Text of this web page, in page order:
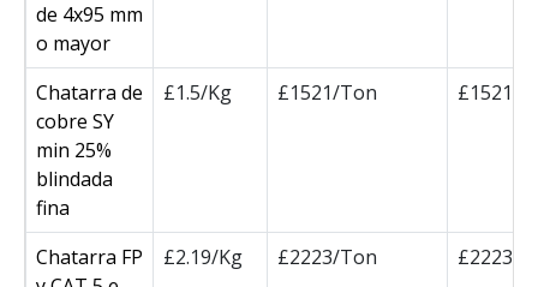
de 4x95 mm
o mayor
Chatarra de
cobre SY
min 25%
blindada
fina
£1.5/Kg £1521/Ton £1521/
Chatarra FP
£2.19/Kg £2223/Ton £2223/